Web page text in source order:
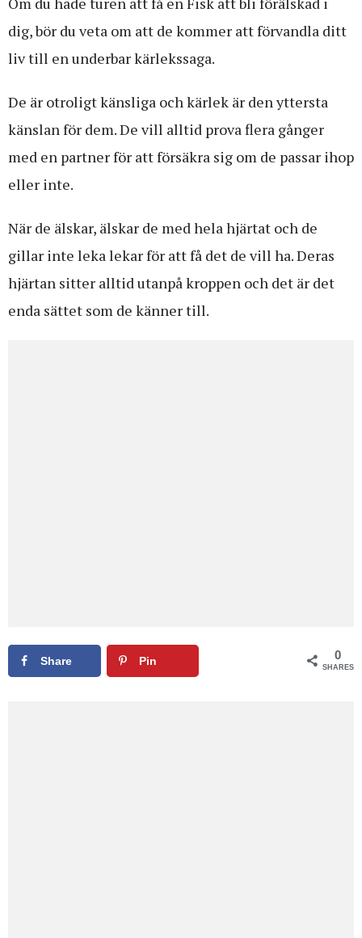
dig, bör du veta om att de kommer att förvandla ditt
liv till en underbar kärlekssaga.
De är otroligt känsliga och kärlek är den yttersta
känslan för dem. De vill alltid prova flera gånger
med en partner för att försäkra sig om de passar ihop
eller inte.
När de älskar, älskar de med hela hjärtat och de
gillar inte leka lekar för att få det de vill ha. Deras
hjärtan sitter alltid utanpå kroppen och det är det
enda sättet som de känner till.
Share Pin 0
SHARES